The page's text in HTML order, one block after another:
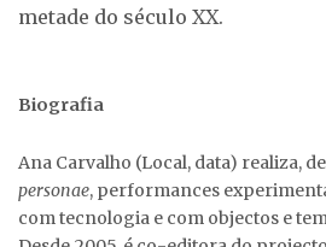
metade do século XX.
Biografia
Ana Carvalho (Local, data) realiza,
personae, performances
com tecnologia e com objectos e